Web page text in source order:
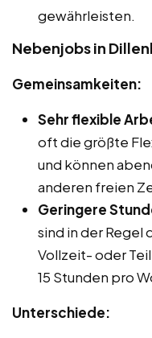
gewährleisten.
Nebenjobs in
Gemeinsamkeiten:
Sehr flexible
oft die größte
und können
anderen freien
Geringere
sind in der Regel
Vollzeit- oder
15 Stunden pro
Unterschiede: